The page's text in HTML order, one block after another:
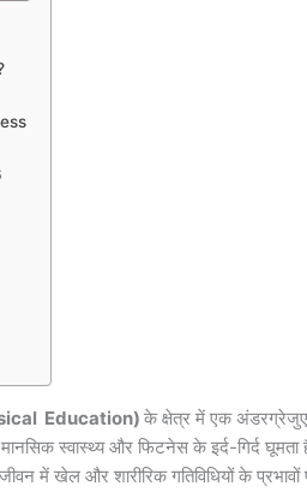
Education)के क्षेत्र में एक
स्वास्थ्य और फिटनेस के इर्द-गिर्द
में खेल और शारीरिक गतिविधियों के